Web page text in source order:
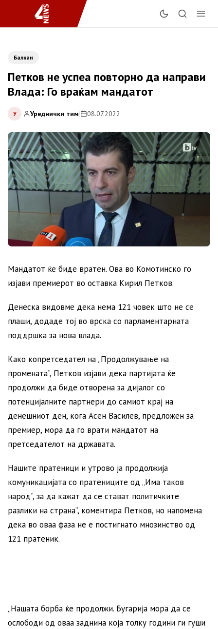
Балкан
Петков не успеа повторно да направи
Влада: Го враќам мандатот
У Уреднички тим| 08.07.2022
Мандатот ќе биде вратен. Ова во Комотинско го
изјави премиерот во оставка Кирил Петков.
Денеска видовме дека нема 121 човек што не се
плаши, додаде тој во врска со парламентарната
поддршка за нова влада.
Како копретседател на „Продолжување на
промената“, Петков изјави дека партијата ќе
продолжи да биде отворена за дијалог со
потенцијалните партнери до самиот крај на
денешниот ден, кога Асен Василев, предложен за
премиер, мора да го врати мандатот на
претседателот на државата.
Нашите пратеници и утрово ја продолжија
комуникацијата со пратениците од „Има таков
народ“, за да кажат да се стават политичките
разлики на страна“, коментира Петков, но напомена
дека во оваа фаза не е постигнато мнозинство од
121 пратеник.
„Нашата борба ќе продолжи. Бугарија мора да се
ослободи од оваа заднина која толку години ги гуши